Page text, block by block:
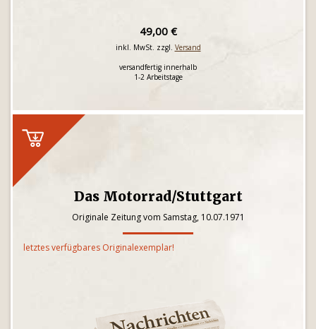
49,00 €
inkl. MwSt. zzgl. Versand
versandfertig innerhalb
1-2 Arbeitstage
Das Motorrad/Stuttgart
Originale Zeitung vom Samstag, 10.07.1971
letztes verfügbares Originalexemplar!